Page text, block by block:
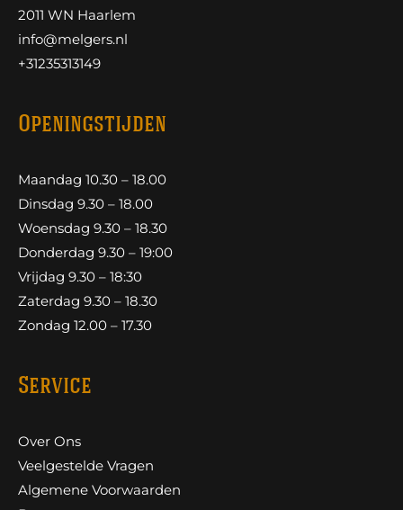
2011 WN Haarlem
info@melgers.nl
+31235313149
Openingstijden
Maandag 10.30 – 18.00
Dinsdag 9.30 – 18.00
Woensdag 9.30 – 18.30
Donderdag 9.30 – 19:00
Vrijdag 9.30 – 18:30
Zaterdag 9.30 – 18.30
Zondag 12.00 – 17.30
Service
Over Ons
Veelgestelde Vragen
Algemene Voorwaarden